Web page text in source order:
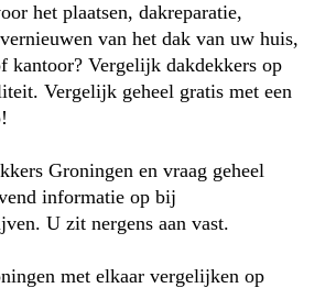
het plaatsen, dakreparatie,
van het dak van uw huis,
kantoor? Vergelijk dakdekkers op
Vergelijk geheel gratis met een
Groningen en vraag geheel
informatie op bij
U zit nergens aan vast.
met elkaar vergelijken op